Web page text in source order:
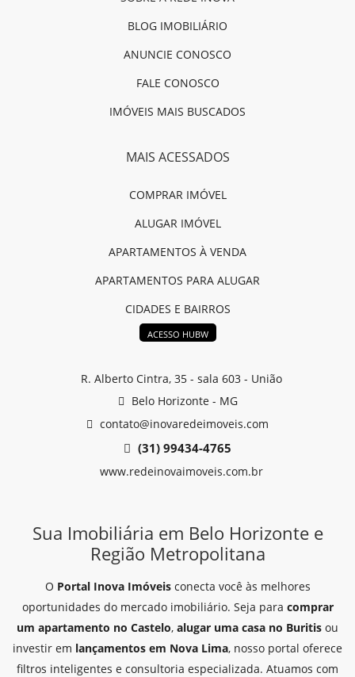
BLOG IMOBILIÁRIO
ANUNCIE CONOSCO
FALE CONOSCO
IMÓVEIS MAIS BUSCADOS
MAIS ACESSADOS
COMPRAR IMÓVEL
ALUGAR IMÓVEL
APARTAMENTOS À VENDA
APARTAMENTOS PARA ALUGAR
CIDADES E BAIRROS
ACESSO HUBW
R. Alberto Cintra, 35 - sala 603 - União
Belo Horizonte - MG
contato@inovaredeimoveis.com
(31) 99434-4765
www.redeinovaimoveis.com.br
Sua Imobiliária em Belo Horizonte e
Região Metropolitana
O Portal Inova Imóveisconecta você às melhores
oportunidades do mercado imobiliário. Seja para comprar
um apartamento no Castelo, alugar uma casa no Buritis ou
investir em lançamentos em Nova Lima, nosso portal oferece
filtros inteligentes e consultoria especializada. Atuamos com